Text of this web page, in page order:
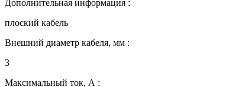
Дополнительная информация :
плоский кабель
Внешний диаметр кабеля, мм :
3
Максимальный ток, А :